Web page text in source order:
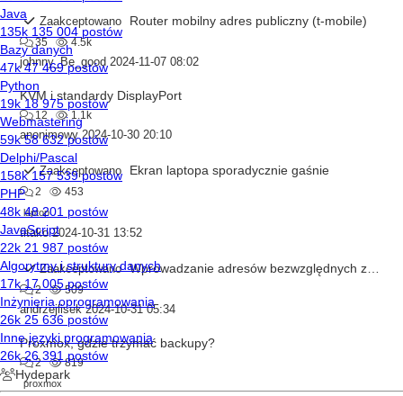
Zaakceptowano Router mobilny adres publiczny (t-mobile)
35 4.5k
johnny_Be_good 2024-11-07 08:02
KVM i standardy DisplayPort
12 1.1k
anonimowy 2024-10-30 20:10
Zaakceptowano Ekran laptopa sporadycznie gaśnie
2
453
laptop
titako 2024-10-31 13:52
Zaakceptowano Wprowadzanie adresów bezwzględnych za pomoca myszki w arkuszu kalkulacyjnym
2 509
andrzejlisek 2024-10-31 05:34
Proxmox, gdzie trzymać backupy?
2
819
proxmox